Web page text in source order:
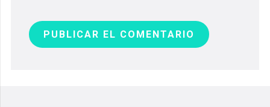
PUBLICAR EL COMENTARIO